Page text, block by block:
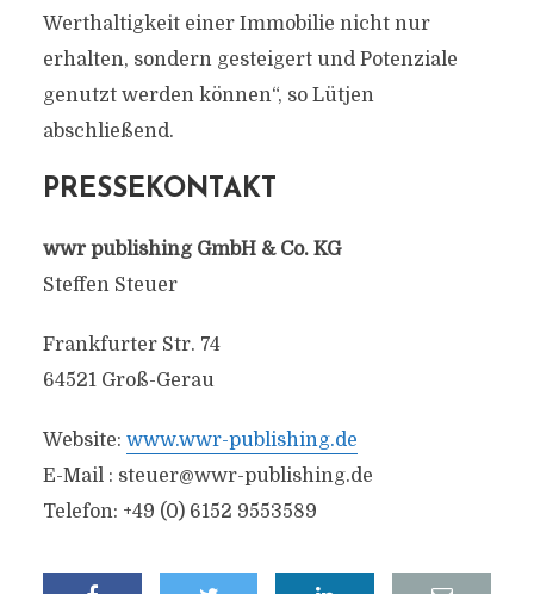
Werthaltigkeit einer Immobilie nicht nur
erhalten, sondern gesteigert und Potenziale
genutzt werden können“, so Lütjen
abschließend.
PRESSEKONTAKT
wwr publishing GmbH & Co. KG
Steffen Steuer
Frankfurter Str. 74
64521 Groß-Gerau
Website: www.wwr-publishing.de
E-Mail : steuer@wwr-publishing.de
Telefon: +49 (0) 6152 9553589